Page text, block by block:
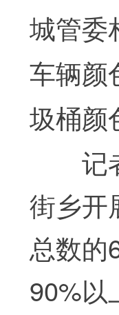
城管委
车辆颜
圾桶颜
记者
街乡开
总数的
90%以